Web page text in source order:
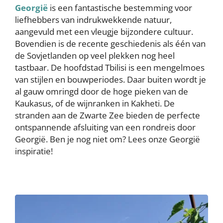
Georgië is een fantastische bestemming voor
liefhebbers van indrukwekkende natuur,
aangevuld met een vleugje bijzondere cultuur.
Bovendien is de recente geschiedenis als één van
de Sovjetlanden op veel plekken nog heel
tastbaar. De hoofdstad Tbilisi is een mengelmoes
van stijlen en bouwperiodes. Daar buiten wordt je
al gauw omringd door de hoge pieken van de
Kaukasus, of de wijnranken in Kakheti. De
stranden aan de Zwarte Zee bieden de perfecte
ontspannende afsluiting van een rondreis door
Georgië. Ben je nog niet om? Lees onze Georgië
inspiratie!